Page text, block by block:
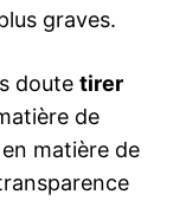
graves.
doute tirer
de
matière de